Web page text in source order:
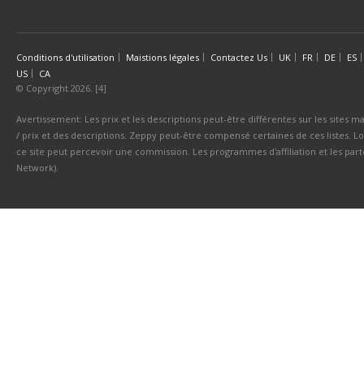
Conditions d'utilisation Maistions légales Contactez Us UK FR DE
ES
US
CA
© Copyright 2026. [4]
Avertissement: Les prix et les descriptions peut-être différentes sur les sites
/ prix et des descriptions. Zeppy peut-être compensé certaines de ces listes.
ce site peut percevoir une commission. Les programmes d'affiliation et les
Network).